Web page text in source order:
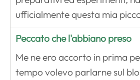
ufficialmente questa mia
Peccato che l'abbiano preso
Me ne ero accorto in prima
tempo volevo parlarne sul